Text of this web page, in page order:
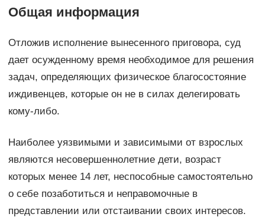
Общая информация
Отложив исполнение вынесенного приговора, суд
дает осужденному время необходимое для решения
задач, определяющих физическое благосостояние
иждивенцев, которые он не в силах делегировать
кому-либо.
Наиболее уязвимыми и зависимыми от взрослых
являются несовершеннолетние дети, возраст
которых менее 14 лет, неспособные самостоятельно
о себе позаботиться и неправомочные в
представлении или отстаивании своих интересов.